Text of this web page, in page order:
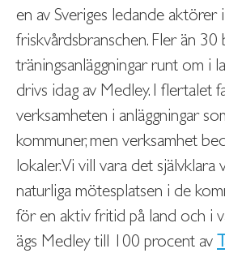
en av Sveriges ledande aktörer
friskvårdsbranschen. Fler än 30
träningsanläggningar runt om i
drivs idag av Medley. I flertalet
verksamheten i anläggningar
kommuner, men verksamhet
lokaler. Vi vill vara det självklara
naturliga mötesplatsen i de
för en aktiv fritid på land och i
ägs Medley till 100 procent av